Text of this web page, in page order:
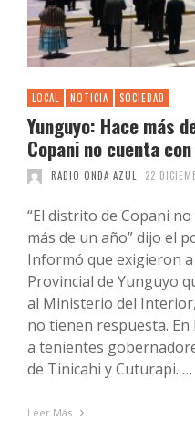
LOCAL NOTICIA SOCIEDAD
Yunguyo: Hace más
Copani no cuenta
RADIO ONDA AZUL 22
“El distrito de Copani
más de un año” dijo el
Informó que exigieron
Provincial de Yunguyo
al Ministerio del
no tienen respuesta.
a tenientes
de Tinicahi y Cuturapi. …
Leer Más